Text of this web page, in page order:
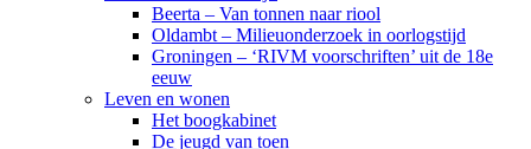
Beerta – Van tonnen naar riool
Oldambt – Milieuonderzoek in oorlogstijd
Groningen – ‘RIVM voorschriften’ uit de 18e
eeuw
Leven en wonen
Het boogkabinet
De jeugd van toen